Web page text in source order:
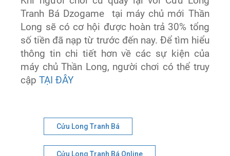
Tranh Bá Dzogame tại máy chủ mới Thần
Long sẽ có cơ hội được hoàn trả 30% tổng
số tiền đã nạp từ trước đến nay. Để tìm hiểu
thông tin chi tiết hơn về các sự kiện của
máy chủ Thần Long, người chơi có thể truy
cậpTẠI ĐÂY
Cửu Long Tranh Bá
Cửu Long Tranh Bá Online